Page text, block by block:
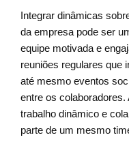
Integrar dinâmicas
da empresa pode ser
equipe motivada e
reuniões regulares que
até mesmo eventos
entre os
trabalho dinâmico e
parte de um mesmo